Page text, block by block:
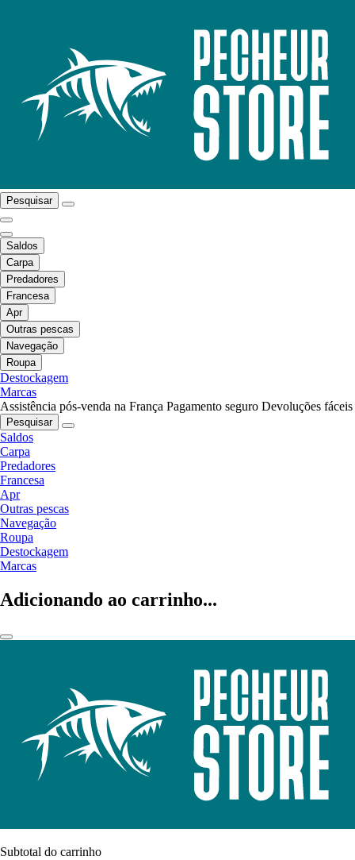
Pesquisar
Saldos
Carpa
Predadores
Francesa
Apr
Outras pescas
Navegação
Roupa
Destockagem
Marcas
Assistência pós-venda na França Pagamento seguro Devoluções fáceis
Pesquisar
Saldos
Carpa
Predadores
Francesa
Apr
Outras pescas
Navegação
Roupa
Destockagem
Marcas
Adicionando ao carrinho...
Subtotal do carrinho